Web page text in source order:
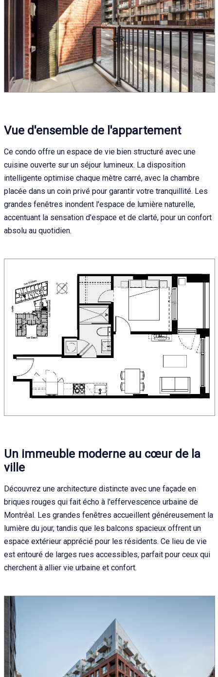
Vue d'ensemble de l'appartement
Ce condo offre un espace de vie bien structuré avec une
cuisine ouverte sur un séjour lumineux. La disposition
intelligente optimise chaque mètre carré, avec la chambre
placée dans un coin privé pour garantir votre tranquillité. Les
grandes fenêtres inondent l'espace de lumière naturelle,
accentuant la sensation d'espace et de clarté, pour un confort
absolu au quotidien.
Un immeuble moderne au cœur de la
ville
Découvrez une architecture distincte avec une façade en
briques rouges qui fait écho à l'effervescence urbaine de
Montréal. Les grandes fenêtres accueillent généreusement la
lumière du jour, tandis que les balcons spacieux offrent un
espace extérieur apprécié pour les résidents. Ce lieu de vie
est entouré de larges rues accessibles, parfait pour ceux qui
cherchent à allier vie urbaine et confort.